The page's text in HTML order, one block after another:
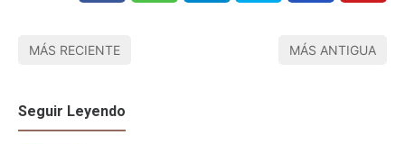
MÁS RECIENTE MÁS ANTIGUA
Seguir Leyendo